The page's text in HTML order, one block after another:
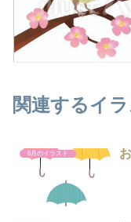
関連するイ
6月のイラスト